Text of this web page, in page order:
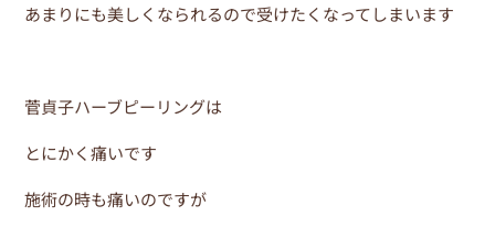
あまりにも美しくなられるので受けたくなってしまいます
菅貞子ハーブピーリングは
とにかく痛いです
施術の時も痛いのですが